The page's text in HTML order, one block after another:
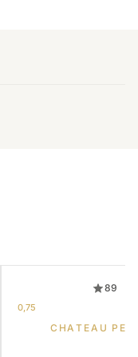
89
0,75
CHATEAU